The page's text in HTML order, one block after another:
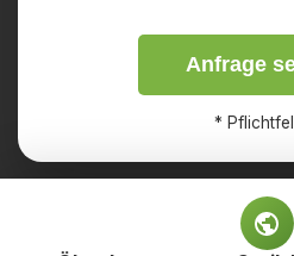
Anfrage
*